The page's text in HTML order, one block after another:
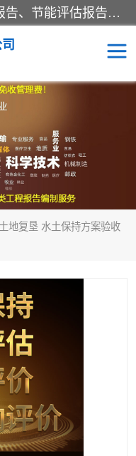
公司主营业务有地质灾害评估报告、节能评估报告、水土保持验收、水资源论证、土地复垦报告、项目可行性研究报告等。是经国家工商总局批准，在法律、法规、决定规定禁止的不得经营；法律、法规、决定规定应当许可（审批）的，经审批机关批准后凭许可（审批）文件经营;法律、法规，市场主体自主选择经营。
地复垦 水土保持方案验收
地复垦报告
程项目验收报告